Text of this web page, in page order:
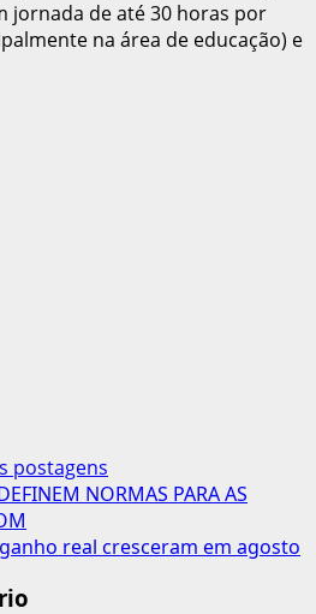
jornada de até 30 horas por
na área de educação) e
postagens
NORMAS PARA AS
real cresceram em agosto